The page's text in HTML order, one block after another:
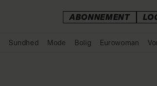
ABONNEMENT
Sundhed Mode Bolig Eurowoman